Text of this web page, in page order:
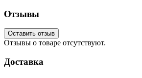
Отзывы
Оставить отзыв
Отзывы о товаре отсутствуют.
Доставка